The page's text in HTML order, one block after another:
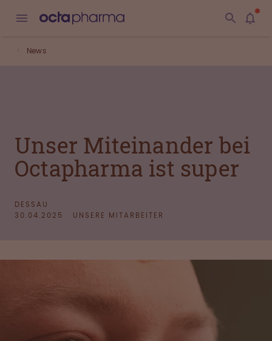
News
Unser Miteinander bei
Octapharma ist super
DESSAU
30.04.2025
UNSERE MITARBEITER